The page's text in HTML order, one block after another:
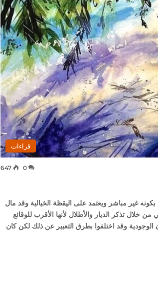
قراءات
0
647
غير مباشر ويعتمد على اليقظة الخيالية وقد مال
خلال تذكر الديار والأطلال لأنها الأقرب للوقائع
الوجودية وقد اختلفوا بطرق التعبير عن ذلك لكن كان